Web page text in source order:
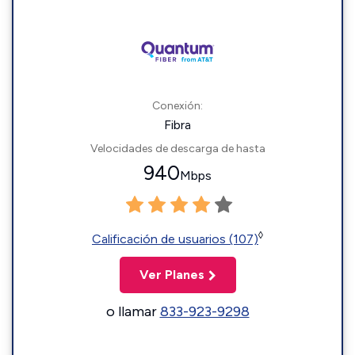
Conexión:
Fibra
Velocidades de descarga de hasta
940Mbps
Calificación de usuarios (107)◊
Ver Planes
o llamar833-923-9298